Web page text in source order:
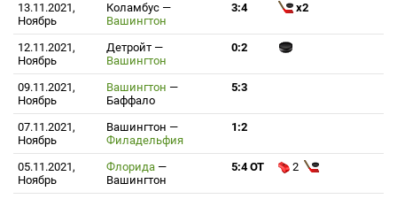
13.11.2021,
Ноябрь
Коламбус —
Вашингтон
3:4 x2
12.11.2021,
Ноябрь
Детройт —
Вашингтон
0:2
09.11.2021,
Ноябрь
Вашингтон —
Баффало
5:3
07.11.2021,
Ноябрь
Вашингтон —
Филадельфия
1:2
05.11.2021,
Ноябрь
Флорида —
Вашингтон
5:4 ОТ 2